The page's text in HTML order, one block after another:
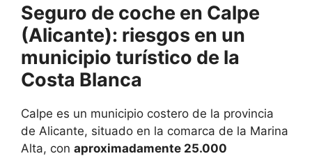
Seguro de coche en Calpe
(Alicante): riesgos en un
municipio turístico de la
Costa Blanca
Calpe es un municipio costero de la provincia
de Alicante, situado en la comarca de la Marina
Alta, con aproximadamente 25.000